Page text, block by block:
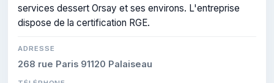
services dessert Orsay et ses environs. L'entreprise
dispose de la certification RGE.
ADRESSE
268 rue Paris 91120 Palaiseau